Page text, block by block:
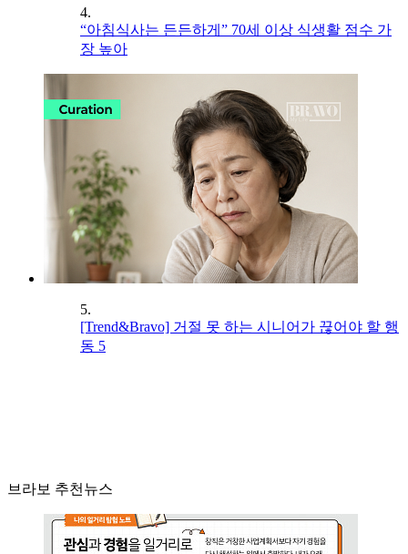
4.
“아침식사는 든든하게” 70세 이상 식생활 점수 가
장 높아
5.
[Trend&Bravo] 거절 못 하는 시니어가 끊어야 할 행
동 5
브라보 추천뉴스